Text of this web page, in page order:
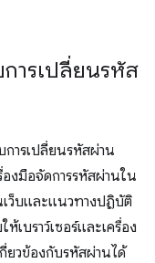
ารเปลี่ยนรหัส
การเปลี่ยนรหัสผ่าน
งมือจัดการรหัสผ่านใน
ว็บและแนวทางปฏิบัติ
เบราว์เซอร์และเครื่อง
วข้องกับรหัสผ่านได้